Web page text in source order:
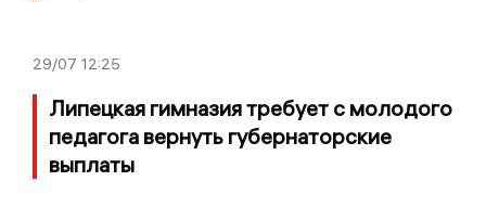
29/07 12:25
Липецкая гимназия требует с молодого
педагога вернуть губернаторские
выплаты